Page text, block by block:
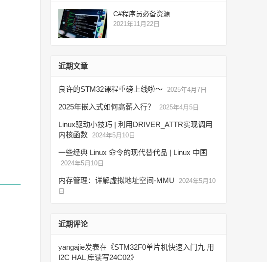
C#程序员必备资源
2021年11月22日
近期文章
良许的STM32课程重磅上线啦～ 2025年4月7日
2025年嵌入式如何高薪入行？ 2025年4月5日
Linux驱动小技巧 | 利用DRIVER_ATTR实现调用
内核函数 2024年5月10日
一些经典 Linux 命令的现代替代品 | Linux 中国
2024年5月10日
内存管理：详解虚拟地址空间-MMU
2024年5月10
日
近期评论
yangajie发表在《STM32F0单片机快速入门九 用
I2C HAL 库读写24C02》